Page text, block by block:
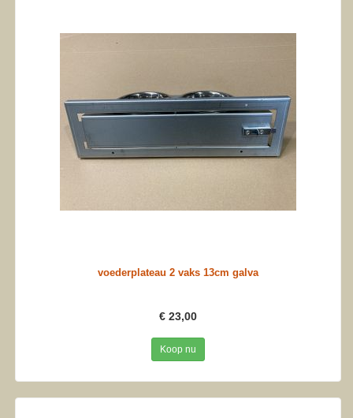
voederplateau 2 vaks 13cm galva
€ 23,00
Koop nu